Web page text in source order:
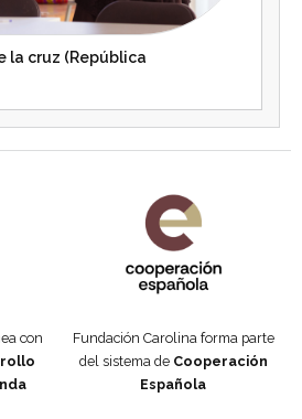
la cruz (República
con
Fundación Carolina forma parte
del sistema de Cooperación
Española